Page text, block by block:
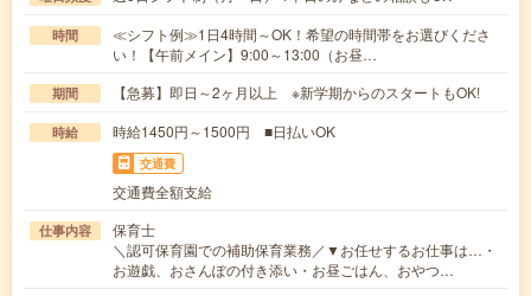
時間
≪シフト例≫1日4時間～OK！希望の時間帯をお選びくださ
い！【午前メイン】9:00～13:00（お昼…
期間 【急募】即日～2ヶ月以上 ※新学期からのスタートもOK!
時給 時給1450円～1500円 ■日払いOK
交通費
交通費全額支給
仕事内容
保育士
＼認可保育園での補助保育業務／▼お任せするお仕事は…・
お遊戯、おさんぽの付き添い・お昼ごはん、おやつ…